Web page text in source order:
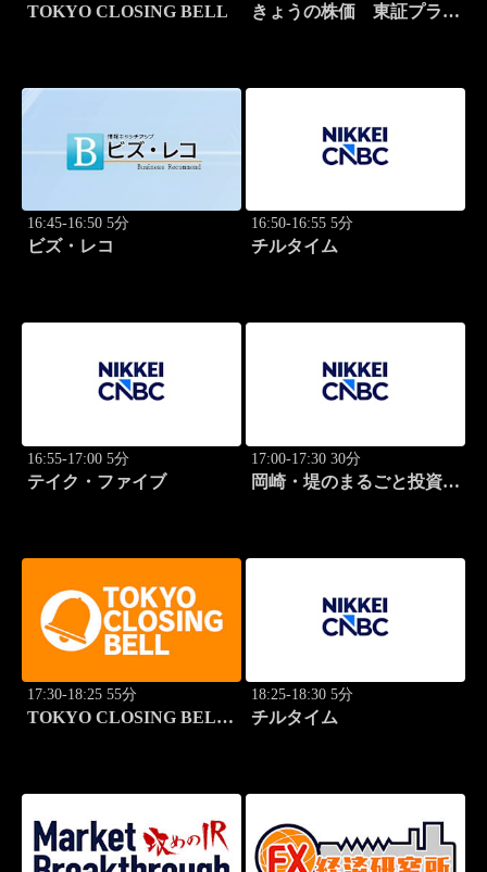
TOKYO CLOSING BELL
きょうの株価 東証プライ
16:45-16:50 5分
ビズ・レコ
16:50-16:55 5分
チルタイム
16:55-17:00 5分
テイク・ファイブ
17:00-17:30 30分
岡崎・堤のまるごと投資道
17:30-18:25 55分
TOKYO CLOSING BELL
18:25-18:30 5分
チルタイム